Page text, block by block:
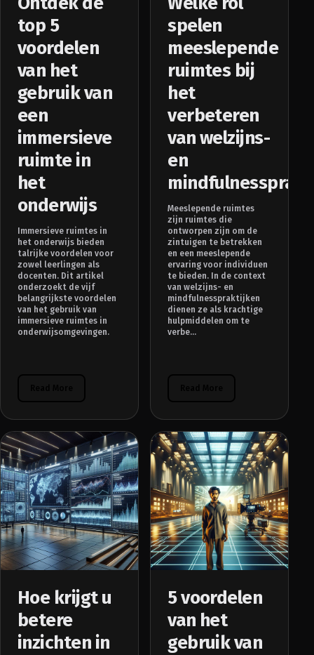
top 5
voordelen
van het
gebruik van
een
immersieve
ruimte in
het
onderwijs
Immersieve ruimtes in
het onderwijs bieden
talrijke voordelen voor
zowel leerlingen als
docenten. Dit artikel
onderzoekt de vijf
belangrijkste voordelen
van het gebruik van
immersieve ruimtes in
onderwijsomgevingen.
spelen
meeslepende
ruimtes bij
het
verbeteren
van welzijns-
en
Meeslepende ruimtes
zijn ruimtes die
ontworpen zijn om de
zintuigen te betrekken
en een meeslepende
ervaring voor individuen
te bieden. In de context
van welzijns- en
mindfulnesspraktijken
dienen ze als krachtige
hulpmiddelen om te
verbe...
Hoe krijgt u
betere
inzichten in
5 voordelen
van het
gebruik van